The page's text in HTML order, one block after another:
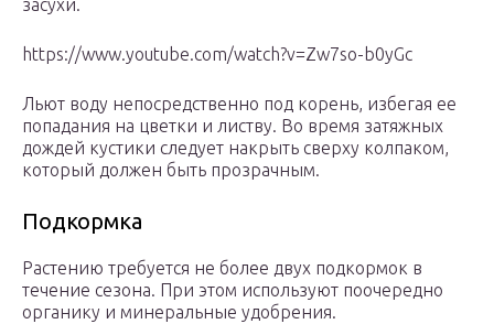
засухи.
https://www.youtube.com/watch?v=Zw7so-b0yGc
Льют воду непосредственно под корень, избегая ее
попадания на цветки и листву. Во время затяжных
дождей кустики следует накрыть сверху колпаком,
который должен быть прозрачным.
Подкормка
Растению требуется не более двух подкормок в
течение сезона. При этом используют поочередно
органику и минеральные удобрения.